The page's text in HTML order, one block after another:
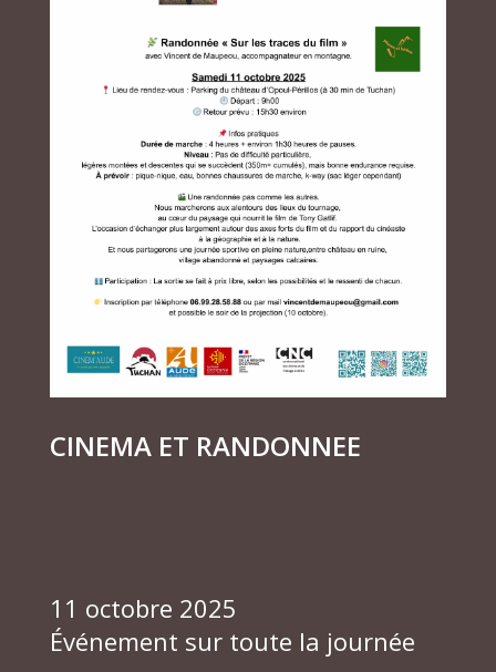
CINEMA ET RANDONNEE
11 octobre 2025
Événement sur toute la journée